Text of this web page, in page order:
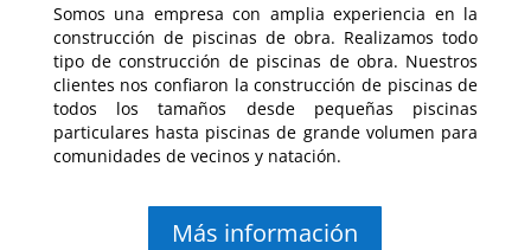
Somos una empresa con amplia experiencia en la
construcción de piscinas de obra. Realizamos todo
tipo de construcción de piscinas de obra. Nuestros
clientes nos confiaron la construcción de piscinas de
todos los tamaños desde pequeñas piscinas
particulares hasta piscinas de grande volumen para
comunidades de vecinos y natación.
Más información